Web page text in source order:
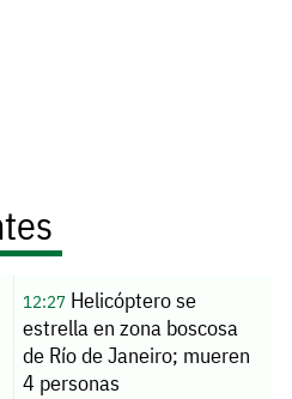
12:27Helicóptero se
estrella en zona boscosa
de Río de Janeiro; mueren
4 personas